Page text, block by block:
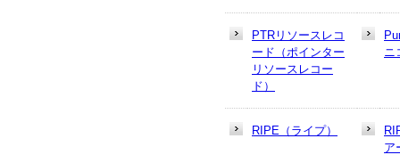
PTRリソースレコ
ード（ポインター
リソースレコー
ド）
ニ
RIPE（ライプ）
ア